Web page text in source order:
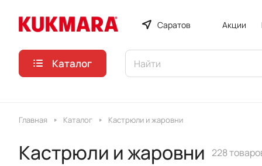
Саратов Акции
Каталог
Главная Каталог Кастрюли и жаровни
Кастрюли и жаровни 228